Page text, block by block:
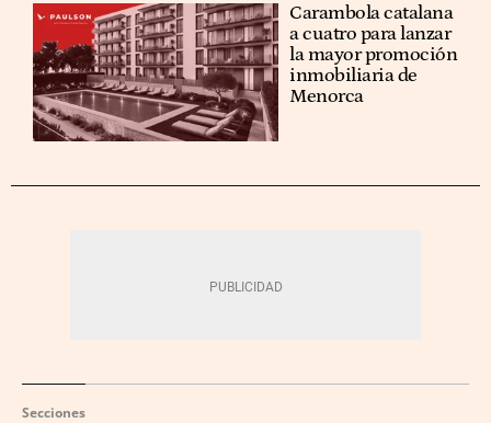
Carambola catalana
a cuatro para lanzar
la mayor promoción
inmobiliaria de
Menorca
Secciones